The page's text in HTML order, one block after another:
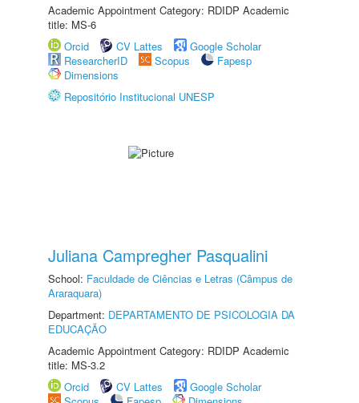
Academic Appointment Category: RDIDP Academic
title: MS-6
Orcid
CV Lattes
Google Scholar
ResearcherID
Scopus
Fapesp
Dimensions
Repositório Institucional UNESP
Juliana Campregher Pasqualini
School: Faculdade de Ciências e Letras (Câmpus de
Araraquara)
Department: DEPARTAMENTO DE PSICOLOGIA DA
EDUCAÇÃO
Academic Appointment Category: RDIDP Academic
title: MS-3.2
Orcid
CV Lattes
Google Scholar